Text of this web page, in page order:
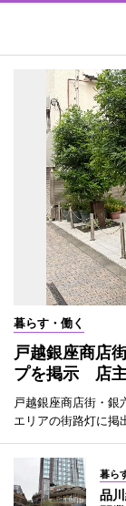
暮らす・働く
戸越銀座商店
プを掲示 店
戸越銀座商店街・銀
エリアの街路灯に掲
暮ら
品